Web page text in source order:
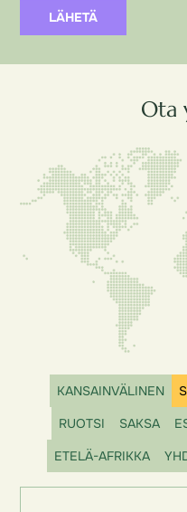
LÄHETÄ
Ota
KANSAINVÄLINEN
RUOTSI
SAKSA
ETELÄ-AFRIKKA